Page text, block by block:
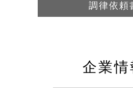
調律依頼
企業情